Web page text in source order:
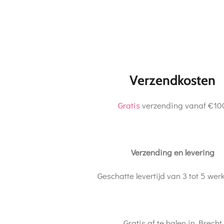
Verzendkosten
Gratisverzending vanaf
Verzending en levering
Geschatte levertijd van 3 tot 5